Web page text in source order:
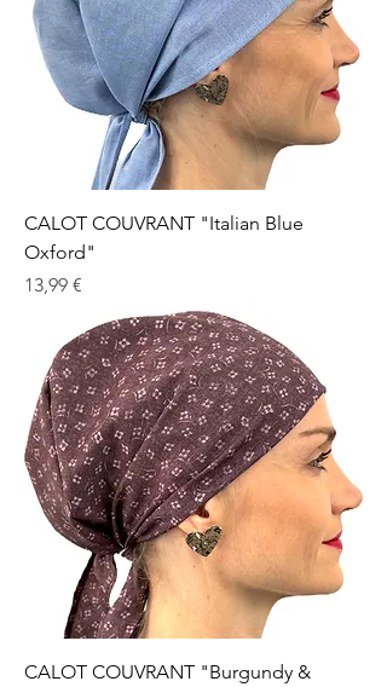
CALOT COUVRANT "Italian Blue
Oxford"
Prix
13,99 €
CALOT COUVRANT "Burgundy &